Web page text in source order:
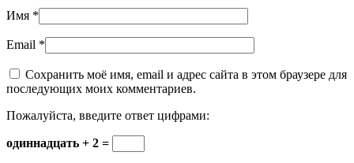
Имя *
Email *
Сохранить моё имя, email и адрес сайта в этом браузере для
последующих моих комментариев.
Пожалуйста, введите ответ цифрами:
одиннадцать + 2 =